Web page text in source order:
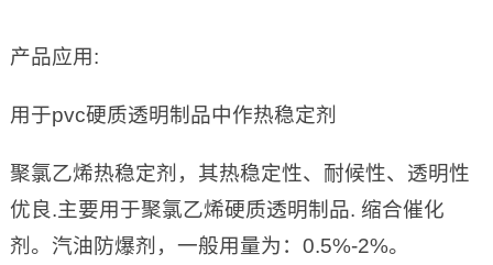
产品应用:
用于pvc硬质透明制品中作热稳定剂
聚氯乙烯热稳定剂，其热稳定性、耐候性、透明性
优良.主要用于聚氯乙烯硬质透明制品. 缩合催化
剂。汽油防爆剂，一般用量为：0.5%-2%。